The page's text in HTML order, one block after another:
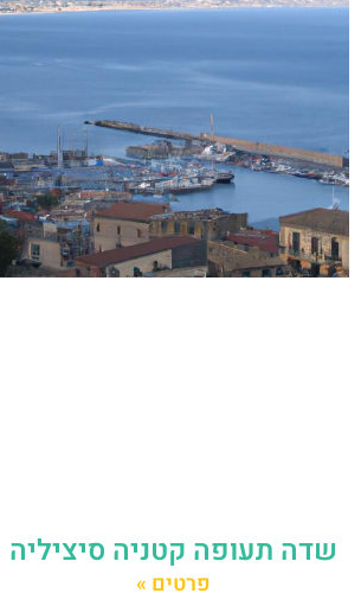
שדה תעופה קטניה סיציליה
פרטים »